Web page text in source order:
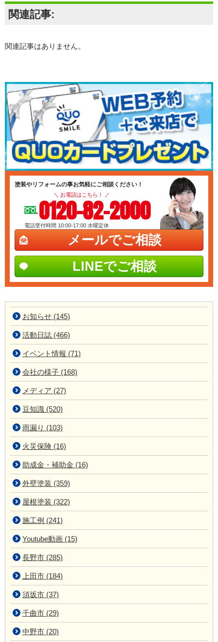
関連記事:
関連記事はありません。
塗装やリフォームの事お気軽にご相談ください！
＼ お電話はこちら！ ／
0120-82-2000
電話受付時間 10:00-17:00 水曜定休
メールでご相談
LINEでご相談
お知らせ (145)
活動日誌 (466)
イベント情報 (71)
会社の様子 (168)
メディア (27)
豆知識 (520)
雨漏り (103)
火災保険 (16)
助成金・補助金 (16)
外壁塗装 (359)
屋根塗装 (322)
施工例 (241)
Youtube動画 (15)
長野市 (285)
上田市 (184)
須坂市 (37)
千曲市 (29)
中野市 (20)